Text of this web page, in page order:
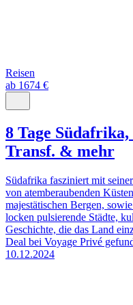
Reisen
ab 1674 €
8 Tage
Transf. & mehr
Südafrika fasziniert mit
von atemberaubenden
majestätischen Bergen,
locken pulsierende Städte,
Geschichte, die das Land
Deal bei Voyage Privé
10.12.2024